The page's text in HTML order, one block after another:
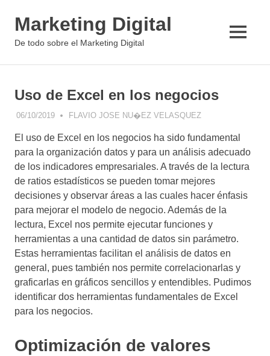
Marketing Digital
De todo sobre el Marketing Digital
MENÚ
Uso de Excel en los negocios
06/10/2019 FLAVIO JOSE NU�EZ VELASQUEZANALÍTICA WEB
El uso de Excel en los negocios ha sido fundamental
para la organización datos y para un análisis adecuado
de los indicadores empresariales. A través de la lectura
de ratios estadísticos se pueden tomar mejores
decisiones y observar áreas a las cuales hacer énfasis
para mejorar el modelo de negocio. Además de la
lectura, Excel nos permite ejecutar funciones y
herramientas a una cantidad de datos sin parámetro.
Estas herramientas facilitan el análisis de datos en
general, pues también nos permite correlacionarlas y
graficarlas en gráficos sencillos y entendibles. Pudimos
identificar dos herramientas fundamentales de Excel
para los negocios.
Optimización de valores